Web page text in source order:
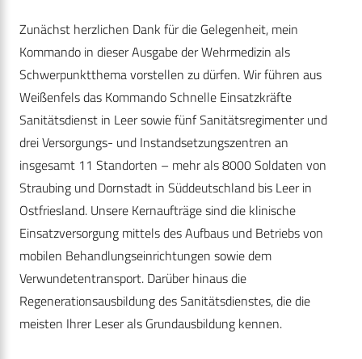
Zunächst herzlichen Dank für die Gelegenheit, mein
Kommando in dieser Ausgabe der Wehrmedizin als
Schwerpunktthema vorstellen zu dürfen. Wir führen aus
Weißenfels das Kommando Schnelle Einsatzkräfte
Sanitätsdienst in Leer sowie fünf Sanitätsregimenter und
drei Versorgungs- und Instandsetzungszentren an
insgesamt 11 Standorten – mehr als 8000 Soldaten von
Straubing und Dornstadt in Süddeutschland bis Leer in
Ostfriesland. Unsere Kernaufträge sind die klinische
Einsatzversorgung mittels des Aufbaus und Betriebs von
mobilen Behandlungseinrichtungen sowie dem
Verwundetentransport. Darüber hinaus die
Regenerationsausbildung des Sanitätsdienstes, die die
meisten Ihrer Leser als Grundausbildung kennen.